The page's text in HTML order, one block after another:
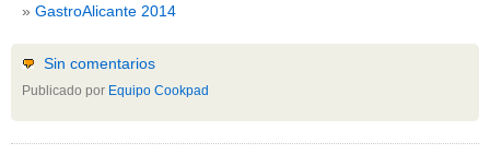
GastroAlicante 2014
Sin comentarios
Publicado por Equipo Cookpad